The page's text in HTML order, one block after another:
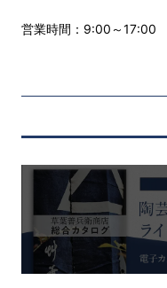
営業時間：9:00～17:00